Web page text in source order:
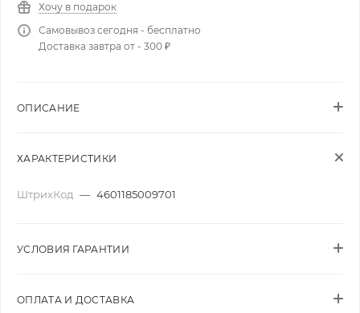
Хочу в подарок
Самовывоз сегодня - бесплатно
Доставка завтра от - 300 ₽
ОПИСАНИЕ
ХАРАКТЕРИСТИКИ
ШтрихКод — 4601185009701
УСЛОВИЯ ГАРАНТИИ
ОПЛАТА И ДОСТАВКА